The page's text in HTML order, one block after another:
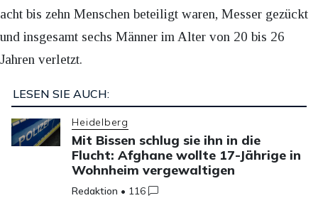
acht bis zehn Menschen beteiligt waren, Messer gezückt
und insgesamt sechs Männer im Alter von 20 bis 26
Jahren verletzt.
LESEN SIE AUCH:
Heidelberg
Mit Bissen schlug sie ihn in die
Flucht: Afghane wollte 17-Jährige in
Wohnheim vergewaltigen
Redaktion • 116